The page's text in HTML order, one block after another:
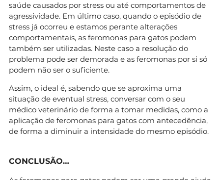
saúde causados por stress ou até comportamentos de
agressividade. Em último caso, quando o episódio de
stress já ocorreu e estamos perante alterações
comportamentais, as feromonas para gatos podem
também ser utilizadas. Neste caso a resolução do
problema pode ser demorada e as feromonas por si só
podem não ser o suficiente.
Assim, o ideal é, sabendo que se aproxima uma
situação de eventual stress, conversar com o seu
médico veterinário de forma a tomar medidas, como a
aplicação de feromonas para gatos com antecedência,
de forma a diminuir a intensidade do mesmo episódio.
CONCLUSÃO…